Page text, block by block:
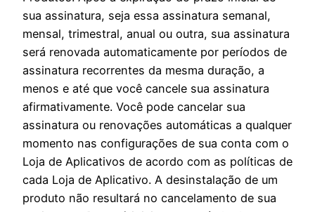
sua assinatura, seja essa assinatura semanal,
mensal, trimestral, anual ou outra, sua assinatura
será renovada automaticamente por períodos de
assinatura recorrentes da mesma duração, a
menos e até que você cancele sua assinatura
afirmativamente. Você pode cancelar sua
assinatura ou renovações automáticas a qualquer
momento nas configurações de sua conta com o
Loja de Aplicativos de acordo com as políticas de
cada Loja de Aplicativo. A desinstalação de um
produto não resultará no cancelamento de sua